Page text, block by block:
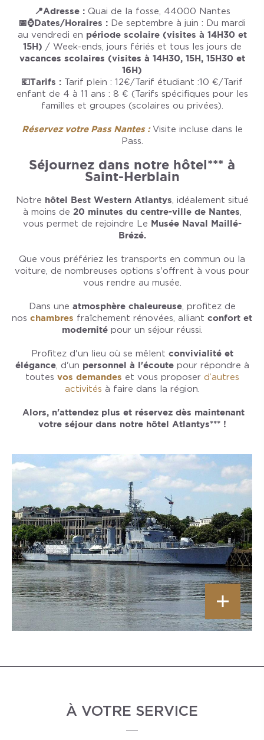
📍Adresse :Quai de la fosse, 44000 Nantes
📅⌚️Dates/Horaires : De septembre à juin : Du mardi
au vendredi en période scolaire (visites à 14H30 et
15H) / Week-ends, jours fériés et tous les jours de
vacances scolaires (visites à 14H30, 15H, 15H30 et
16H)
💶Tarifs : Tarif plein : 12€/Tarif étudiant :10 €/Tarif
enfant de 4 à 11 ans : 8 € (Tarifs spécifiques pour les
familles et groupes (scolaires ou privées).
Réservez votre Pass Nantes :Visite incluse dans le
Pass.
Séjournez dans notre hôtel*** à
Saint-Herblain
Notre hôtel Best Western Atlantys, idéalement situé
à moins de 20 minutes du centre-ville de Nantes,
vous permet de rejoindre Le Musée Naval Maillé-
Brézé.
Que vous préfériez les transports en commun ou la
voiture, de nombreuses options s'offrent à vous pour
vous rendre au musée.
Dans une atmosphère chaleureuse, profitez de
nos chambres fraîchement rénovées, alliant confort et
modernitépour un séjour réussi.
Profitez d'un lieu où se mêlent convivialité et
élégance, d'un personnel à l'écoutepour répondre à
toutes vos demandes et vous proposer d’autres
activités à faire dans la région.
Alors, n'attendez plus et réservez dès maintenant
votre séjour dans notre hôtel Atlantys*** !
À VOTRE SERVICE